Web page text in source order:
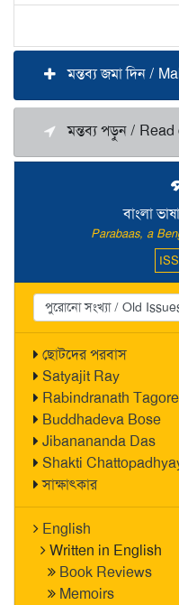
বাংলা
Parabaas, a
ছোটদের পরবাস
Satyajit Ray
Rabindranath Tagore
Buddhadeva Bose
Jibanananda Das
Shakti
সাক্ষাৎকার
English
Written in English
Book Reviews
Memoirs
মন্তব্য জমা দিন /
মন্তব্য পড়ুন /